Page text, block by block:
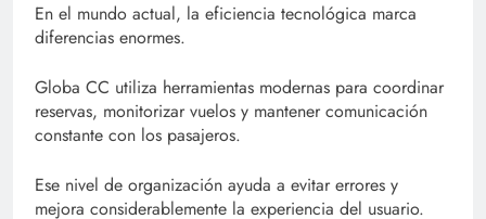
En el mundo actual, la eficiencia tecnológica marca
diferencias enormes.
Globa CC utiliza herramientas modernas para coordinar
reservas, monitorizar vuelos y mantener comunicación
constante con los pasajeros.
Ese nivel de organización ayuda a evitar errores y
mejora considerablemente la experiencia del usuario.